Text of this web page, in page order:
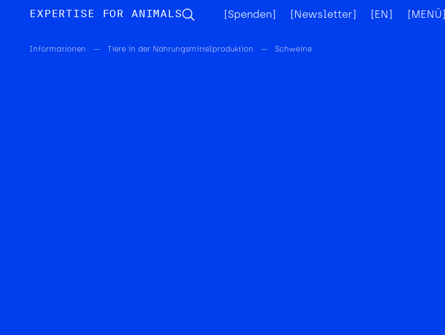
EXPERTISE FOR ANIMALS [Spenden] [Newsletter] [EN] [MENÜ]
Informationen — Tiere in der Nahrungsmittelproduktion — Schweine